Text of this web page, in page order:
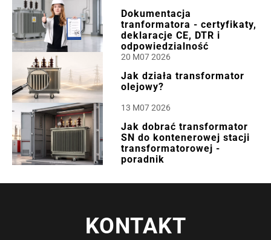
Dokumentacja
tranformatora - certyfikaty,
deklaracje CE, DTR i
odpowiedzialność
20 M07 2026
Jak działa transformator
olejowy?
13 M07 2026
Jak dobrać transformator
SN do kontenerowej stacji
transformatorowej -
poradnik
KONTAKT